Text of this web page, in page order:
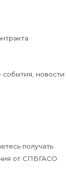
новости
получать
от СПБГАСО